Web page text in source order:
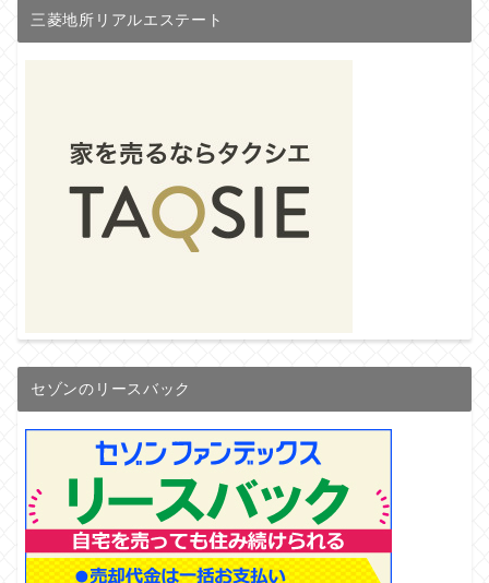
三菱地所リアルエステート
セゾンのリースバック